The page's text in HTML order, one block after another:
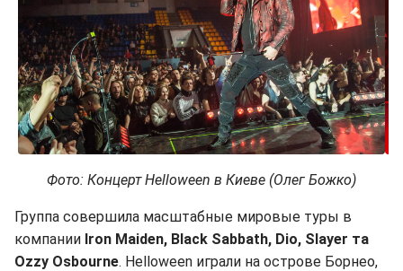
Фото: Концерт Helloween в Киеве (Олег Божко)
Группа совершила масштабные мировые туры в
компании Iron Maiden, Black Sabbath, Dio, Slayer та
Ozzy Osbourne. Helloween играли на острове Борнео,